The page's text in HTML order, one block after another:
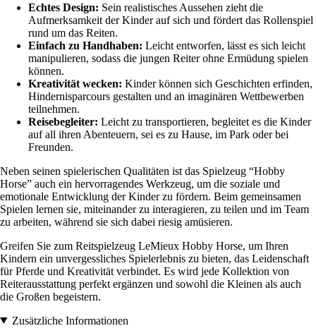
Echtes Design: Sein realistisches Aussehen zieht die
Aufmerksamkeit der Kinder auf sich und fördert das Rollenspiel
rund um das Reiten.
Einfach zu Handhaben: Leicht entworfen, lässt es sich leicht
manipulieren, sodass die jungen Reiter ohne Ermüdung spielen
können.
Kreativität wecken: Kinder können sich Geschichten erfinden,
Hindernisparcours gestalten und an imaginären Wettbewerben
teilnehmen.
Reisebegleiter: Leicht zu transportieren, begleitet es die Kinder
auf all ihren Abenteuern, sei es zu Hause, im Park oder bei
Freunden.
Neben seinen spielerischen Qualitäten ist das Spielzeug “Hobby
Horse” auch ein hervorragendes Werkzeug, um die soziale und
emotionale Entwicklung der Kinder zu fördern. Beim gemeinsamen
Spielen lernen sie, miteinander zu interagieren, zu teilen und im Team
zu arbeiten, während sie sich dabei riesig amüsieren.
Greifen Sie zum Reitspielzeug LeMieux Hobby Horse, um Ihren
Kindern ein unvergessliches Spielerlebnis zu bieten, das Leidenschaft
für Pferde und Kreativität verbindet. Es wird jede Kollektion von
Reiterausstattung perfekt ergänzen und sowohl die Kleinen als auch
die Großen begeistern.
Zusätzliche Informationen